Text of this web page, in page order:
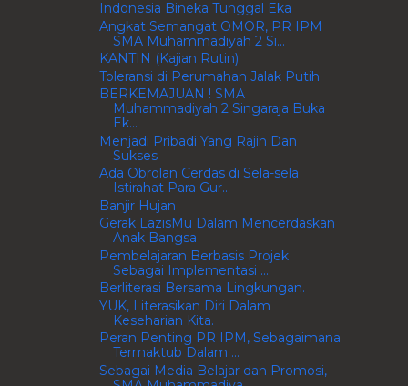
Indonesia Bineka Tunggal Eka
Angkat Semangat OMOR, PR IPM
SMA Muhammadiyah 2 Si...
KANTIN (Kajian Rutin)
Toleransi di Perumahan Jalak Putih
BERKEMAJUAN ! SMA
Muhammadiyah 2 Singaraja Buka
Ek...
Menjadi Pribadi Yang Rajin Dan
Sukses
Ada Obrolan Cerdas di Sela-sela
Istirahat Para Gur...
Banjir Hujan
Gerak LazisMu Dalam Mencerdaskan
Anak Bangsa
Pembelajaran Berbasis Projek
Sebagai Implementasi ...
Berliterasi Bersama Lingkungan.
YUK, Literasikan Diri Dalam
Keseharian Kita.
Peran Penting PR IPM, Sebagaimana
Termaktub Dalam ...
Sebagai Media Belajar dan Promosi,